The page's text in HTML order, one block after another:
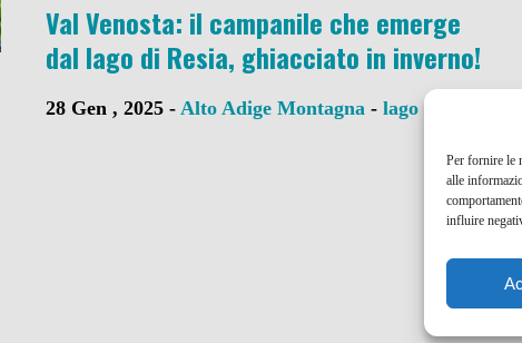
Per fornire le
alle
influire
Val Venosta: il campanile che emerge
dal lago di Resia, ghiacciato in inverno!
28 Gen , 2025 - Alto Adige Montagna -lago di resia